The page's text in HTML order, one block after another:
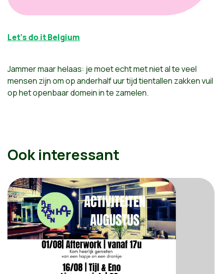
Let's do it Belgium
Jammer maar helaas: je moet echt met niet al te veel
mensen zijn om op anderhalf uur tijd tientallen zakken vuil
op het openbaar domein in te zamelen.
Ook interessant